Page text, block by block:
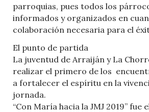
parroquias, pues todos los
informados y organizados en
colaboración necesaria para el
El punto de partida
La juventud de Arraiján y La
realizar el primero de los
a fortalecer el espíritu en la
jornada.
“Con María hacia la JMJ 2019” fue